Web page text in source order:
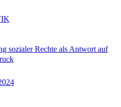
sozialer Rechte als Antwort auf